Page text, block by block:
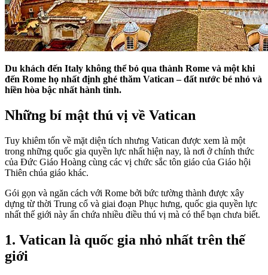
Du khách đến Italy không thể bỏ qua thành Rome và một khi
đến Rome họ nhất định ghé thăm Vatican – đất nước bé nhỏ và
hiền hòa bậc nhất hành tinh.
Những bí mật thú vị về Vatican
Tuy khiêm tốn về mặt diện tích nhưng Vatican được xem là một
trong những quốc gia quyền lực nhất hiện nay, là nơi ở chính thức
của Đức Giáo Hoàng cùng các vị chức sắc tôn giáo của Giáo hội
Thiên chúa giáo khác.
Gói gọn và ngăn cách với Rome bởi bức tường thành được xây
dựng từ thời Trung cổ và giai đoạn Phục hưng, quốc gia quyền lực
nhất thế giới này ẩn chứa nhiều điều thú vị mà có thể bạn chưa biết.
1. Vatican là quốc gia nhỏ nhất trên thế
giới